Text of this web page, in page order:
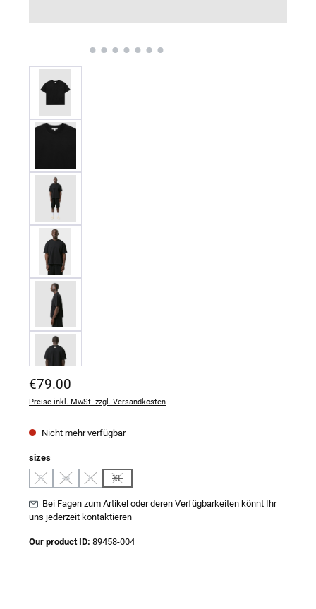
Regulärer Preis:
€79.00
Preise inkl. MwSt. zzgl. Versandkosten
Nicht mehr verfügbar
sizesauswählen
S
(Diese Option ist zurzeit nicht verfügbar.)
M
(Diese Option ist zurzeit nicht verfügbar.)
L
(Diese Option ist zurzeit nicht verfügbar.)
XL
(Diese Option ist zurzeit nicht verfügbar.)
Bei Fagen zum Artikel oder deren Verfügbarkeiten könnt Ihr
uns jederzeit kontaktieren
Our product ID: 89458-004